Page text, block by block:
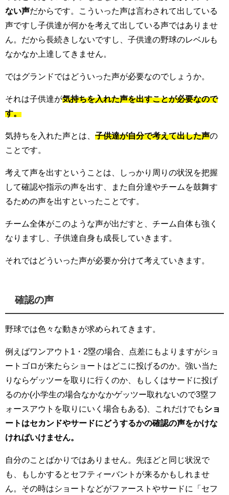
ない声だからです。こういった声は言わされて出している
声ですし子供達が何かを考えて出している声ではありませ
ん。だから長続きしないですし、子供達の野球のレベルも
なかなか上達してきません。
ではグランドではどういった声が必要なのでしょうか。
それは子供達が気持ちを入れた声を出すことが必要なので
す。
気持ちを入れた声とは、 子供達が自分で考えて出した声の
ことです。
考えて声を出すということは、しっかり周りの状況を把握
して確認や指示の声を出す、また自分達やチームを鼓舞す
るための声を出すといったことです。
チーム全体がこのような声が出だすと、チーム自体も強く
なりますし、子供達自身も成長していきます。
それではどういった声が必要か分けて考えていきます。
確認の声
野球では色々な動きが求められてきます。
例えばワンアウト1・2塁の場合、点差にもよりますがショ
ートゴロが来たらショートはどこに投げるのか。強い当た
りならゲッツーを取りに行くのか、もしくはサードに投げ
るのか(小学生の場合なかなかゲッツー取れないので3塁フ
ォースアウトを取りにいく場合もある)、これだけでもショ
ートはセカンドやサードにどうするかの確認の声をかけな
ければいけません。
自分のことばかりではありません。先ほどと同じ状況で
も、もしかするとセフティーバントが来るかもしれませ
ん。その時はショートなどがファーストやサードに「セフ